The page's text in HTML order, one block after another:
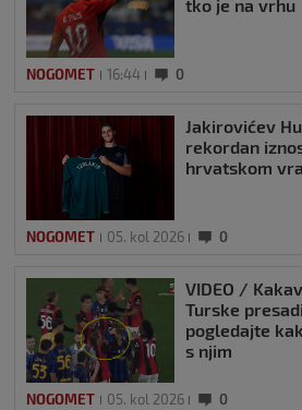
tko je na vrhu
NOGOMET 16:44 0
Jakirovićev
rekordan
hrvatskom
NOGOMET 05. kol 2026 0
VIDEO /
Turske
pogledajte
s njim
NOGOMET 05. kol 2026 0